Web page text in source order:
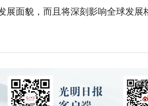
展面貌，而且将深刻影响全球发展